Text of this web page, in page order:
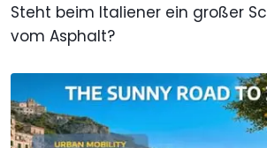
Steht beim Italiener ein großer
vom Asphalt?